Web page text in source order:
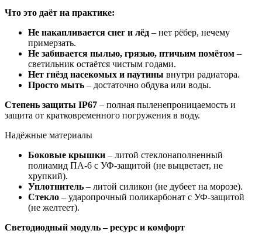
Что это даёт на практике:
Не накапливается снег и лёд – нет рёбер, нечему
примерзать.
Не забивается пылью, грязью, птичьим помётом –
светильник остаётся чистым годами.
Нет гнёзд насекомых и паутины внутри радиатора.
Просто мыть – достаточно обдува или воды.
Степень защиты IP67 – полная пыленепроницаемость и
защита от кратковременного погружения в воду.
Надёжные материалы
Боковые крышки – литой стеклонаполненный
полиамид ПА-6 с УФ-защитой (не выцветает, не
хрупкий).
Уплотнитель – литой силикон (не дубеет на морозе).
Стекло – ударопрочный поликарбонат с УФ-защитой
(не желтеет).
Светодиодный модуль – ресурс и комфорт